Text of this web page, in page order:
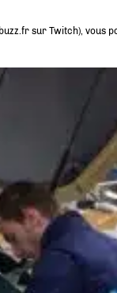
sur Twitch), vous